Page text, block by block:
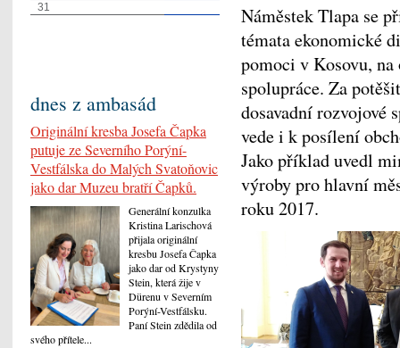
Náměstek Tlapa se
témata ekonomické
pomoci v Kosovu,
spolupráce. Za
dosavadní rozvojové
vede i k posílení
Jako příklad uvedl
výroby pro hlavní
roku 2017.
31
dnes z ambasád
Originální kresba Josefa Čapka
putuje ze Severního Porýní-
Vestfálska do Malých Svatoňovic
jako dar Muzeu bratří Čapků.
Generální konzulka
Kristina Larischová
přijala originální
kresbu Josefa Čapka
jako dar od Krystyny
Stein, která žije v
Dürenu v Severním
Porýní-Vestfálsku.
Paní Stein zdědila od
svého přítele...